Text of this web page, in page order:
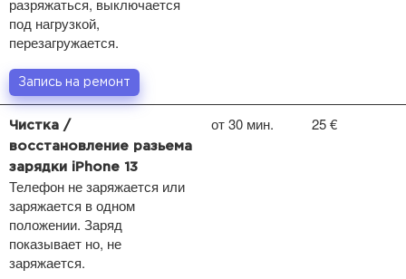
разряжаться, выключается
под нагрузкой,
перезагружается.
Запись на ремонт
Чистка /
восстановление разьема
зарядки iPhone 13
Телефон не заряжается или
заряжается в одном
положении. Заряд
показывает но, не
заряжается.
от 30 мин. 25 €